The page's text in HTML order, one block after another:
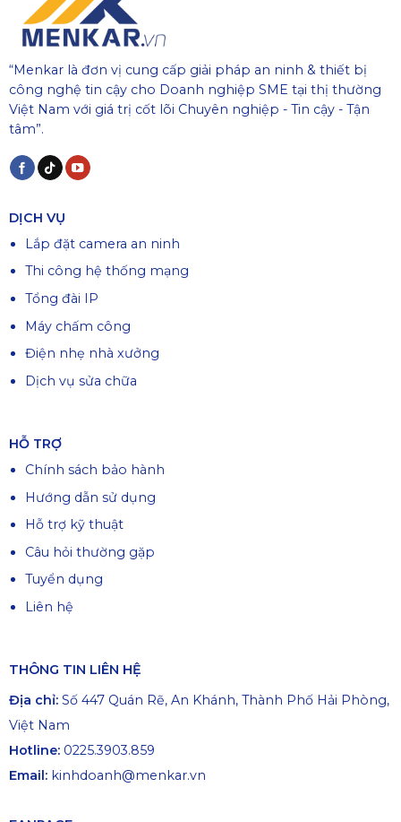
“Menkar là đơn vị cung cấp giải pháp an ninh & thiết bị
công nghệ tin cậy cho Doanh nghiệp SME tại thị thường
Việt Nam với giá trị cốt lõi Chuyên nghiệp - Tin cậy - Tận
tâm”.
DỊCH VỤ
Lắp đặt camera an ninh
Thi công hệ thống mạng
Tổng đài IP
Máy chấm công
Điện nhẹ nhà xưởng
Dịch vụ sửa chữa
HỖ TRỢ
Chính sách bảo hành
Hướng dẫn sử dụng
Hỗ trợ kỹ thuật
Câu hỏi thường gặp
Tuyển dụng
Liên hệ
THÔNG TIN LIÊN HỆ
Địa chỉ: Số 447 Quán Rẽ, An Khánh, Thành Phố Hải Phòng,
Việt Nam
Hotline: 0225.3903.859
Email: kinhdoanh@menkar.vn